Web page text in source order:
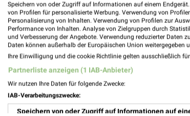
Apollo Angebote in
Ludwigshafen, Deutschland
483,93 km
Speichern von oder Zugriff auf Informationen auf einem
von Profilen für personalisierte Werbung. Verwendung von
Personalisierung von Inhalten. Verwendung von Profilen zur
Performance von Inhalten. Analyse von Zielgruppen durch
und Verbesserung der Angebote. Verwendung reduzierter Daten
Daten können außerhalb der Europäischen Union weitergegeben
Ihre Einwilligung und die cookie Richtlinie gelten ausschließlich
Partnerliste anzeigen (1 IAB-Anbieter)
Wir nutzen Ihre Daten für folgende Zwecke:
IAB-Verarbeitungszwecke:
Speichern von oder Zugriff auf Informationen auf